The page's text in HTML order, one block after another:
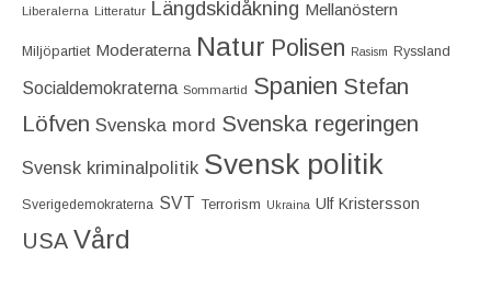
Liberalerna Litteratur Längdskidåkning Mellanöstern
Miljöpartiet Moderaterna Natur Polisen Rasism Ryssland
Socialdemokraterna Sommartid Spanien Stefan
Löfven Svenska mord Svenska regeringen
Svensk kriminalpolitik Svensk politik
Sverigedemokraterna SVT Terrorism Ukraina Ulf Kristersson
USA Vård